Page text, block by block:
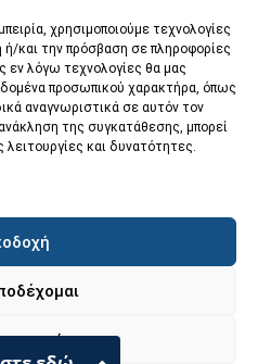
χρησιμοποιούμε τεχνολογίες
και την πρόσβαση σε πληροφορίες
εν λόγω τεχνολογίες θα μας
προσωπικού χαρακτήρα, όπως
αναγνωριστικά σε αυτόν τον
της συγκατάθεσης, μπορεί
λειτουργίες και δυνατότητες.
, © 2017 , All Rights